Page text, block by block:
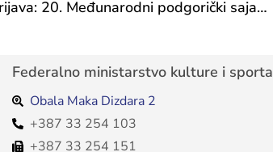
Poziv za dostavljanje prijava: 20. Međunarodni podgorički sajam knjiga
Federalno ministarstvo kulture i sporta
Obala Maka Dizdara 2
+387 33 254 103
+387 33 254 151